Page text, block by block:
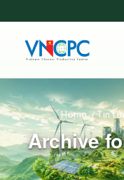
Archive
Home /Tin